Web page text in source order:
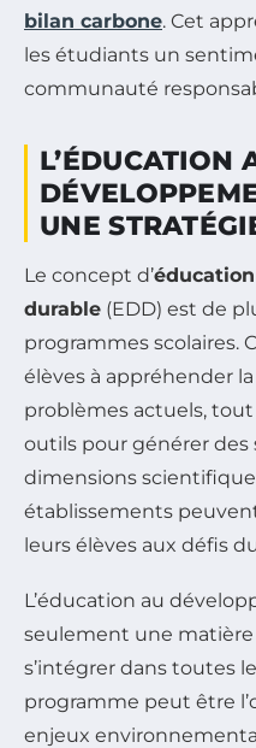
bilan carbone. Cet
les étudiants un
communauté
L’ÉDUCATION
UNE
Le concept d’
durable (EDD) est de
programmes scolaires.
élèves à appréhender
problèmes actuels,
outils pour générer des
dimensions
établissements
leurs élèves aux défis
L’éducation au
seulement une
s’intégrer dans toutes
programme peut être
enjeux